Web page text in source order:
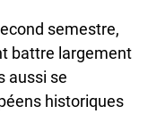
semestre,
battre largement
aussi se
historiques